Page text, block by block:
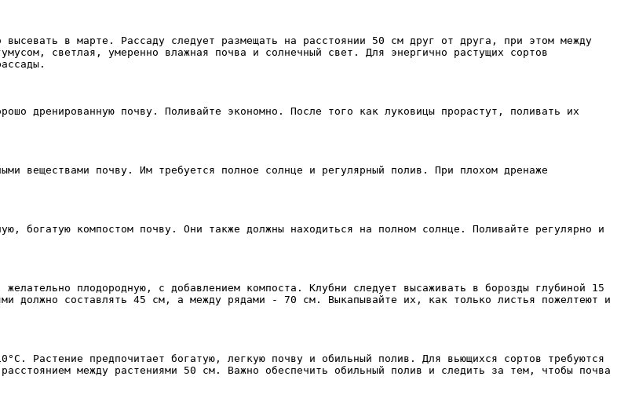
в марте. Рассаду следует размещать на расстоянии 50 см друг от друга, при этом между
светлая, умеренно влажная почва и солнечный свет. Для энергично растущих сортов
дренированную почву. Поливайте экономно. После того как луковицы прорастут, поливать их
веществами почву. Им требуется полное солнце и регулярный полив. При плохом дренаже
богатую компостом почву. Они также должны находиться на полном солнце. Поливайте регулярно и
плодородную, с добавлением компоста. Клубни следует высаживать в борозды глубиной 15
должно составлять 45 см, а между рядами - 70 см. Выкапывайте их, как только листья пожелтеют и
Растение предпочитает богатую, легкую почву и обильный полив. Для вьющихся сортов требуются
между растениями 50 см. Важно обеспечить обильный полив и следить за тем, чтобы почва